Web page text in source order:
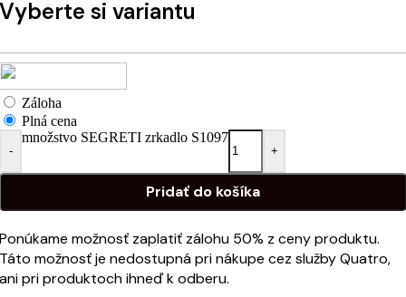
Vyberte si variantu
Záloha
Plná cena
-
množstvo SEGRETI zrkadlo S1097
+
Pridať do košíka
Ponúkame možnosť zaplatiť zálohu 50% z ceny produktu.
Táto možnosť je nedostupná pri nákupe cez služby Quatro,
ani pri produktoch ihneď k odberu.